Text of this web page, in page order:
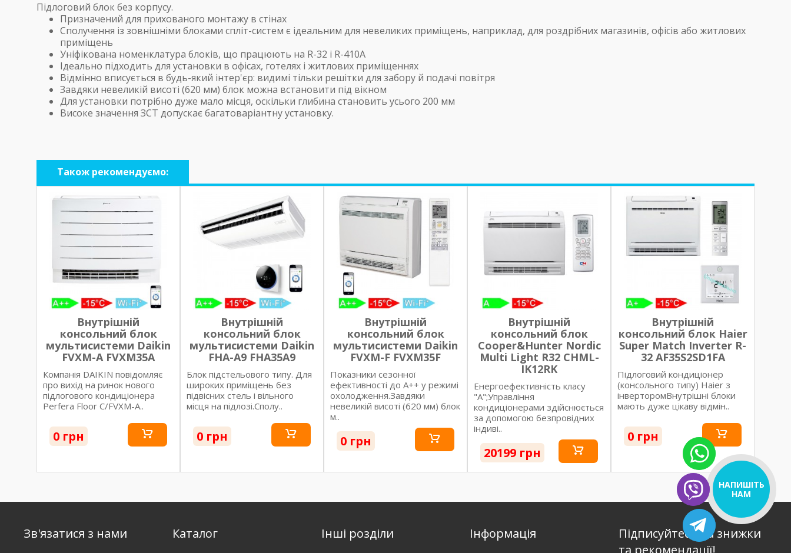
Підлоговий блок без корпусу.
Призначений для прихованого монтажу в стінах
Сполучення із зовнішніми блоками спліт-систем є ідеальним для невеликих приміщень, наприклад, для роздрібних магазинів, офісів або житлових
приміщень
Уніфікована номенклатура блоків, що працюють на R-32 і R-410A
Ідеально підходить для установки в офісах, готелях і житлових приміщеннях
Відмінно вписується в будь-який інтер'єр: видимі тільки решітки для забору й подачі повітря
Завдяки невеликій висоті (620 мм) блок можна встановити під вікном
Для установки потрібно дуже мало місця, оскільки глибина становить усього 200 мм
Високе значення ЗСТ допускає багатоваріантну установку.
Також рекомендуємо:
Внутрішній
консольний блок
мультисистеми Daikin
FVXM-A FVXM35A
Компанія DAIKIN повідомляє
про вихід на ринок нового
підлогового кондиціонера
Perfera Floor C/FVXM-A..
0 грн
Внутрішній
консольний блок
мультисистеми Daikin
FHA-A9 FHA35A9
Блок підстельового типу. Для
широких приміщень без
підвісних стель і вільного
місця на підлозі.Сполу..
0 грн
Внутрішній
консольний блок
мультисистеми Daikin
FVXM-F FVXM35F
Показники сезонної
ефективності до A++ у режимі
охолодження.Завдяки
невеликій висоті (620 мм) блок
м..
0 грн
Внутрішній
консольний блок
Cooper&Hunter Nordic
Multi Light R32 CHML-
IK12RK
Енергоефективність класу
"А";Управління
кондиціонерами здійснюється
за допомогою безпровідних
індиві..
20199 грн
Внутрішній
консольний блок Haier
Super Match Inverter R-
32 AF35S2SD1FA
Підлоговий кондиціонер
(консольного типу) Haier з
інверторомВнутрішні блоки
мають дуже цікаву відмін..
0 грн
Зв'язатися з нами Каталог Інші розділи Інформація
Підписуйтесь на знижки
НАПИШІТЬ
НАМ